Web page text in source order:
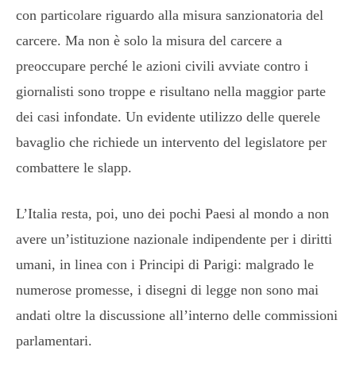
con particolare riguardo alla misura sanzionatoria del
carcere. Ma non è solo la misura del carcere a
preoccupare perché le azioni civili avviate contro i
giornalisti sono troppe e risultano nella maggior parte
dei casi infondate. Un evidente utilizzo delle querele
bavaglio che richiede un intervento del legislatore per
combattere le slapp.
L’Italia resta, poi, uno dei pochi Paesi al mondo a non
avere un’istituzione nazionale indipendente per i diritti
umani, in linea con i Principi di Parigi: malgrado le
numerose promesse, i disegni di legge non sono mai
andati oltre la discussione all’interno delle commissioni
parlamentari.